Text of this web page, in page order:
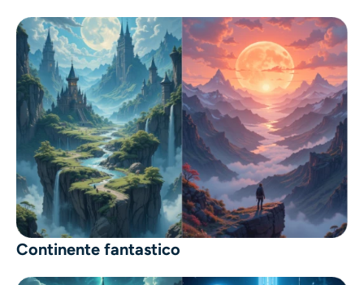
Continente fantastico